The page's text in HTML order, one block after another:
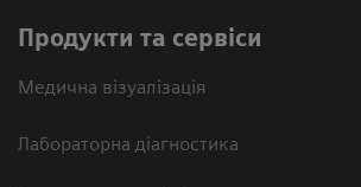
Продукти та сервіси
Медична візуалізація
Лабораторна діагностика